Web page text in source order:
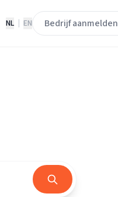
NL EN Bedrijf aanmelden